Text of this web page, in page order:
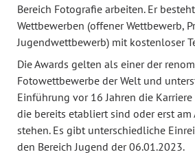
Bereich Fotografie arbeiten. Er
Wettbewerben (offener Wettbewerb,
Jugendwettbewerb) mit kostenloser
Die Awards gelten als einer der
Fotowettbewerbe der Welt und
Einführung vor 16 Jahren die
die bereits etabliert sind oder erst am
stehen. Es gibt unterschiedliche
den Bereich Jugend der 06.01.2023.